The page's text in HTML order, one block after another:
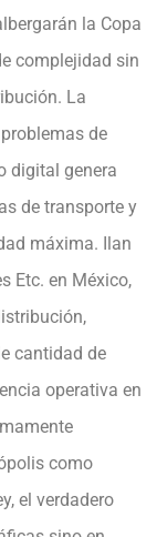
la Copa
complejidad sin
La
de
digital genera
de transporte y
máxima. Ilan
Etc. en México,
cantidad de
operativa en
como
el verdadero